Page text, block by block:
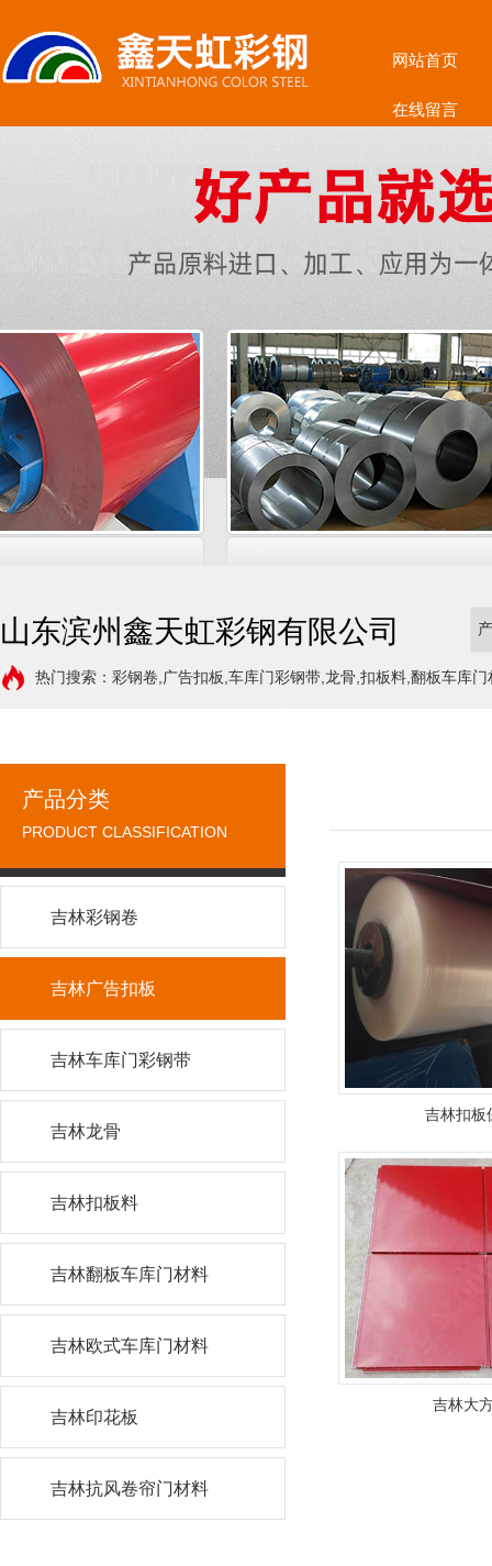
网站首页
在线留言
山东滨州鑫天虹彩钢有限公司
热门搜索：彩钢卷,广告扣板,车库门彩钢带,龙骨,扣板料,翻板车库
吉林扣板
吉林大
产品分类
PRODUCT CLASSIFICATION
吉林彩钢卷
吉林广告扣板
吉林车库门彩钢带
吉林龙骨
吉林扣板料
吉林翻板车库门材料
吉林欧式车库门材料
吉林印花板
吉林抗风卷帘门材料